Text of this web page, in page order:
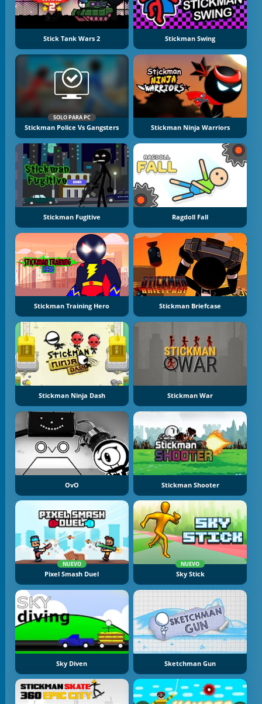
Stick Tank Wars 2 Stickman Swing
SOLO PARA PC
Stickman Police Vs Gangsters Stickman Ninja Warriors
Stickman Fugitive Ragdoll Fall
Stickman Training Hero Stickman Briefcase
Stickman Ninja Dash Stickman War
OvO Stickman Shooter
NUEVO
Pixel Smash Duel
NUEVO
Sky Stick
Sky Diven Sketchman Gun